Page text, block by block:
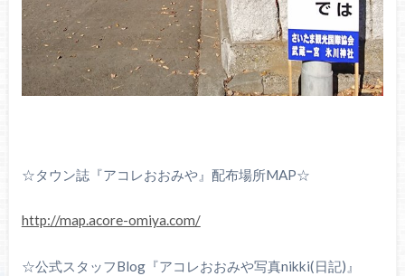
☆タウン誌『アコレおおみや』配布場所MAP☆
http://map.acore-omiya.com/
☆公式スタッフBlog『アコレおおみや写真nikki(日記)』